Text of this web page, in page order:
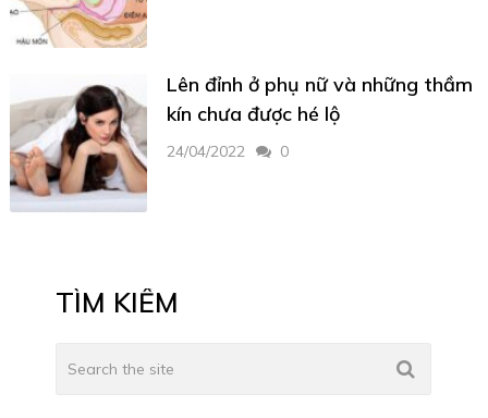
Lên đỉnh ở phụ nữ và những thầm
kín chưa được hé lộ
24/04/2022 0
TÌM KIẾM